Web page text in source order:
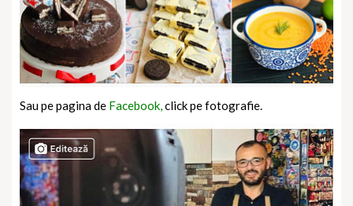
Sau pe pagina de Facebook,click pe fotografie.